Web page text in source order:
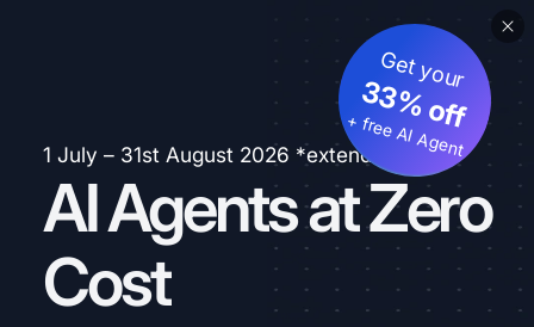
1 July – 31st August 2026 *extended
AI Agents at Zero
Cost
Get your
33% off
+ free AI Agent